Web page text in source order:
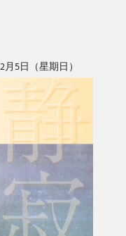
5⽇（星期⽇）